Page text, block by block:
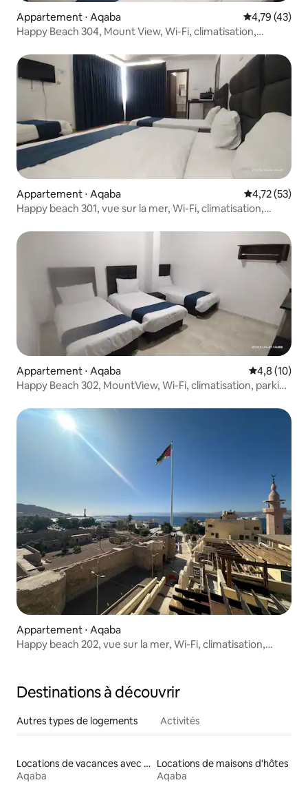
Appartement ⋅ Aqaba Évaluation
4,79 (43)
Happy Beach 304, Mount View, Wi-Fi, climatisation,
Appartement ⋅ Aqaba Évaluation
4,72 (53)
Happy beach 301, vue sur la mer, Wi-Fi, climatisation,
Appartement ⋅ Aqaba Évaluation
4,8 (10)
Happy Beach 302, MountView, Wi-Fi, climatisation, parking
Appartement ⋅ Aqaba
Happy beach 202, vue sur la mer, Wi-Fi, climatisation,
Destinations à découvrir
Autres types de logements Activités
Locations de vacances avec piscine
Aqaba
Locations de maisons d'hôtes
Aqaba